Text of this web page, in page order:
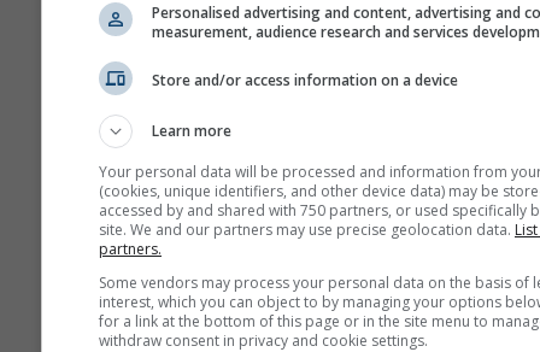
Personalised advertising and content, advertising and
measurement, audience research and services
Store and/or access information on a device
Learn more
Your personal data will be processed and information from
(cookies, unique identifiers, and other device data) may be
accessed by and shared with 750 partners, or used specifically
site. We and our partners may use precise geolocation data.
partners.
Some vendors may process your personal data on the basis of
interest, which you can object to by managing your options
for a link at the bottom of this page or in the site menu to
withdraw consent in privacy and cookie settings.